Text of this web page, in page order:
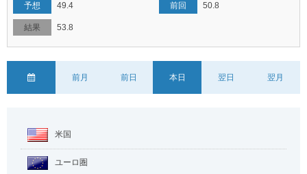
49.4 50.8
53.8
前月 前日 本日 翌日 翌月
米国
ユーロ圏